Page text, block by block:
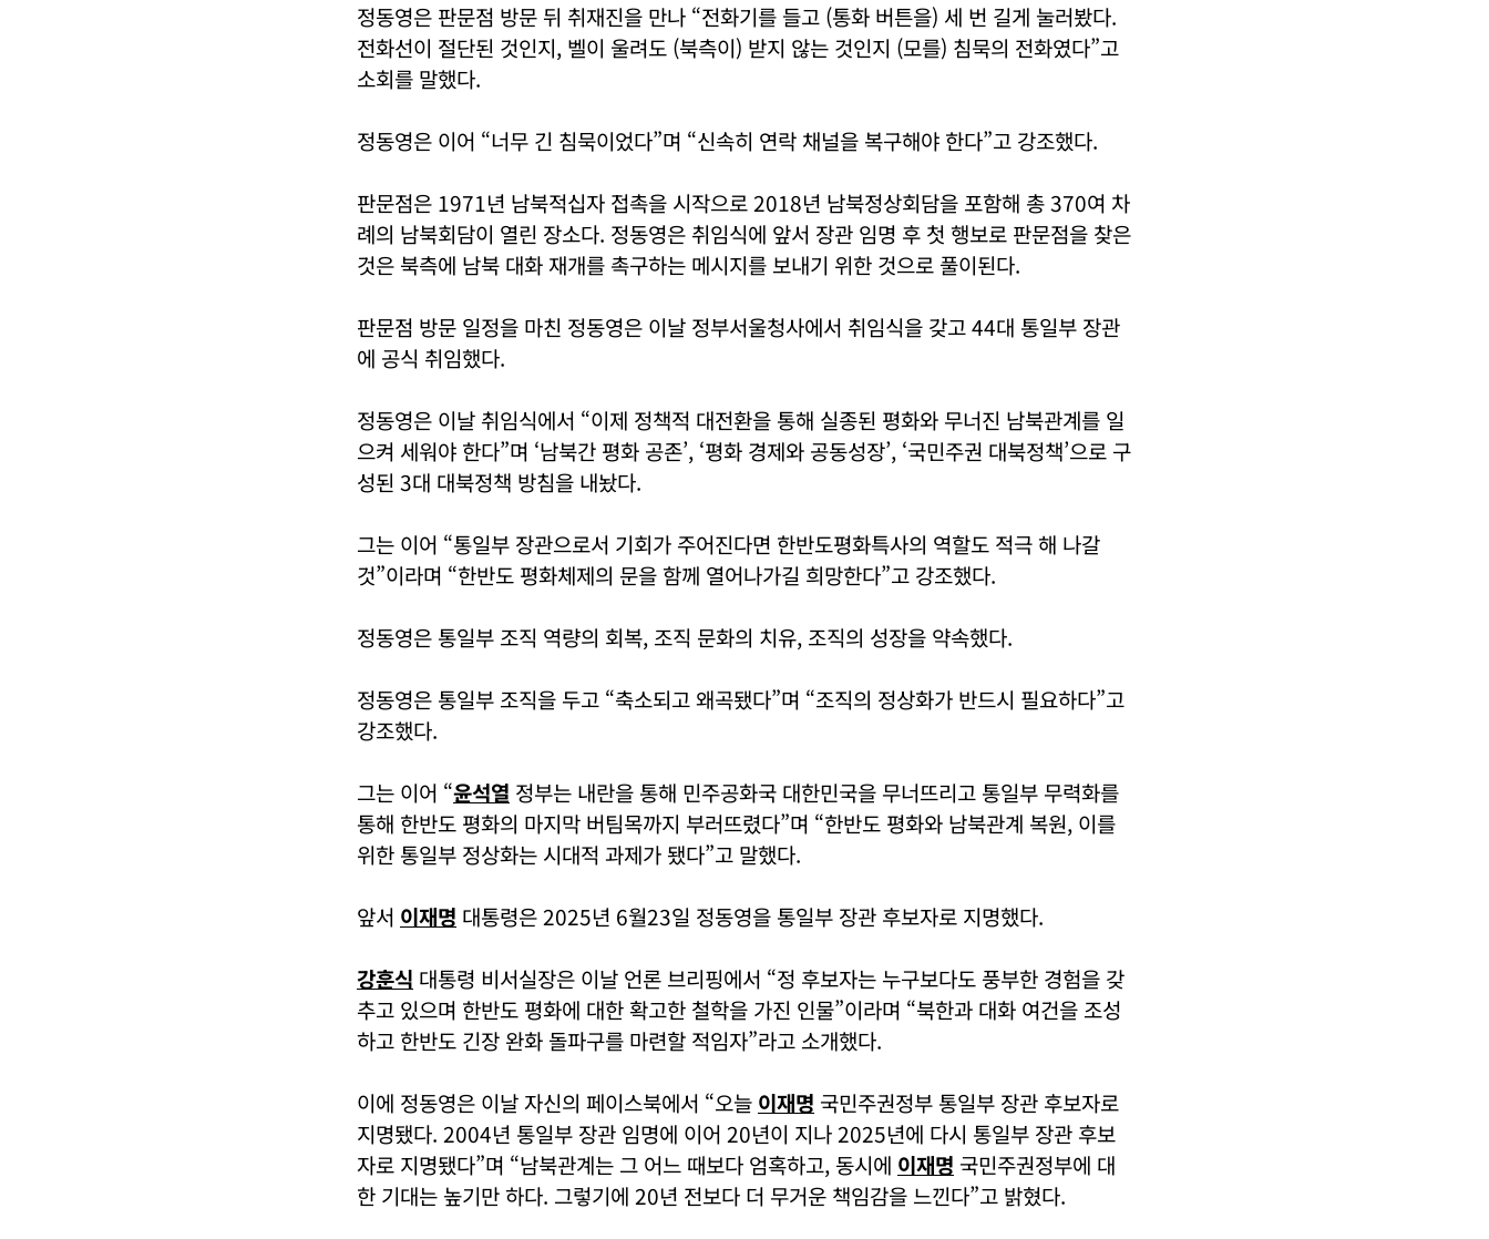
정동영은 판문점 방문 뒤 취재진을 만나 “전화기를 들고 (통화 버튼을) 세 번 길게 눌러봤다.
전화선이 절단된 것인지, 벨이 울려도 (북측이) 받지 않는 것인지 (모를) 침묵의 전화였다”고
소회를 말했다.
정동영은 이어 “너무 긴 침묵이었다”며 “신속히 연락 채널을 복구해야 한다”고 강조했다.
판문점은 1971년 남북적십자 접촉을 시작으로 2018년 남북정상회담을 포함해 총 370여 차
례의 남북회담이 열린 장소다. 정동영은 취임식에 앞서 장관 임명 후 첫 행보로 판문점을 찾은
것은 북측에 남북 대화 재개를 촉구하는 메시지를 보내기 위한 것으로 풀이된다.
판문점 방문 일정을 마친 정동영은 이날 정부서울청사에서 취임식을 갖고 44대 통일부 장관
에 공식 취임했다.
정동영은 이날 취임식에서 “이제 정책적 대전환을 통해 실종된 평화와 무너진 남북관계를 일
으켜 세워야 한다”며 ‘남북간 평화 공존’, ‘평화 경제와 공동성장’, ‘국민주권 대북정책’으로 구
성된 3대 대북정책 방침을 내놨다.
그는 이어 “통일부 장관으로서 기회가 주어진다면 한반도평화특사의 역할도 적극 해 나갈
것”이라며 “한반도 평화체제의 문을 함께 열어나가길 희망한다”고 강조했다.
정동영은 통일부 조직 역량의 회복, 조직 문화의 치유, 조직의 성장을 약속했다.
정동영은 통일부 조직을 두고 “축소되고 왜곡됐다”며 “조직의 정상화가 반드시 필요하다”고
강조했다.
그는 이어 “윤석열 정부는 내란을 통해 민주공화국 대한민국을 무너뜨리고 통일부 무력화를
통해 한반도 평화의 마지막 버팀목까지 부러뜨렸다”며 “한반도 평화와 남북관계 복원, 이를
위한 통일부 정상화는 시대적 과제가 됐다”고 말했다.
앞서 이재명 대통령은 2025년 6월23일 정동영을 통일부 장관 후보자로 지명했다.
강훈식 대통령 비서실장은 이날 언론 브리핑에서 “정 후보자는 누구보다도 풍부한 경험을 갖
추고 있으며 한반도 평화에 대한 확고한 철학을 가진 인물”이라며 “북한과 대화 여건을 조성
하고 한반도 긴장 완화 돌파구를 마련할 적임자”라고 소개했다.
이에 정동영은 이날 자신의 페이스북에서 “오늘 이재명 국민주권정부 통일부 장관 후보자로
지명됐다. 2004년 통일부 장관 임명에 이어 20년이 지나 2025년에 다시 통일부 장관 후보
자로 지명됐다”며 “남북관계는 그 어느 때보다 엄혹하고, 동시에 이재명 국민주권정부에 대
한 기대는 높기만 하다. 그렇기에 20년 전보다 더 무거운 책임감을 느낀다”고 밝혔다.